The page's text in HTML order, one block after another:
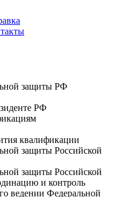
защиты РФ
РФ
квалификации
защиты Российской
защиты Российской
и контроль
ведении Федеральной